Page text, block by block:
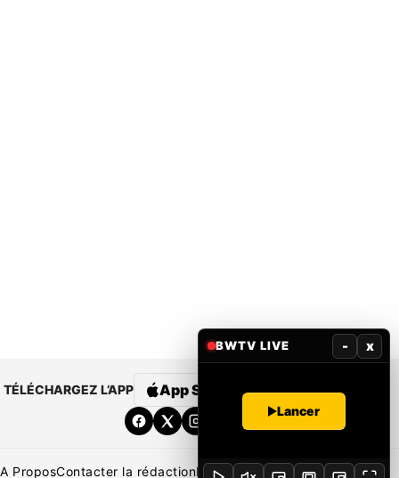
TÉLÉCHARGEZ L’APP App Store Google Play
A ProposContacter la rédactionRédaction Mentions légales
BWTV LIVE - x
Lancer